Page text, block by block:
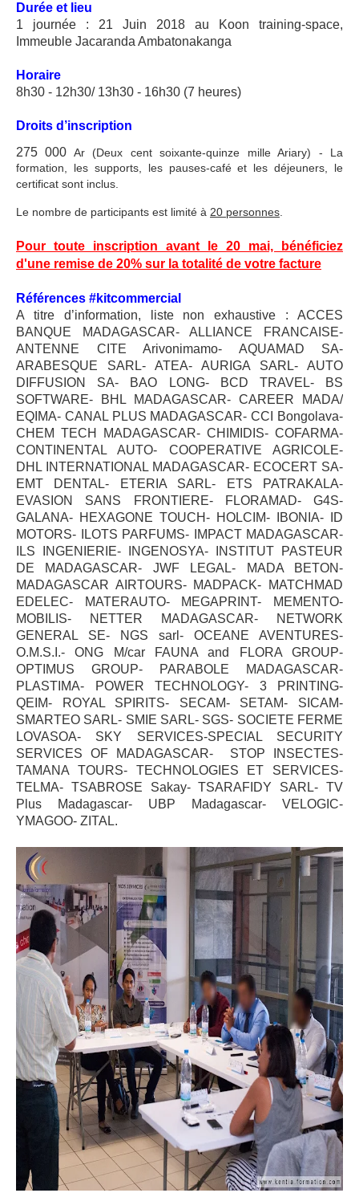
Durée et lieu
1 journée : 21 Juin 2018 au Koon training-space,
Immeuble Jacaranda Ambatonakanga
Horaire
8h30 - 12h30/ 13h30 - 16h30 (7 heures)
Droits d’inscription
275 000 Ar (Deux cent soixante-quinze mille Ariary) - La
formation, les supports, les pauses-café et les déjeuners, le
certificat sont inclus.
Le nombre de participants est limité à 20 personnes
Pour toute inscription avant le 20 mai, bénéficiez
d'une remise de 20% sur la totalité de votre facture
Références #kitcommercial
A titre d’information, liste non exhaustive : ACCES
BANQUE MADAGASCAR- ALLIANCE FRANCAISE-
ANTENNE CITE Arivonimamo- AQUAMAD SA-
ARABESQUE SARL- ATEA- AURIGA SARL- AUTO
DIFFUSION SA- BAO LONG- BCD TRAVEL- BS
SOFTWARE- BHL MADAGASCAR- CAREER MADA/
EQIMA- CANAL PLUS MADAGASCAR- CCI Bongolava-
CHEM TECH MADAGASCAR- CHIMIDIS- COFARMA-
CONTINENTAL AUTO- COOPERATIVE AGRICOLE-
DHL INTERNATIONAL MADAGASCAR- ECOCERT SA-
EMT DENTAL- ETERIA SARL- ETS PATRAKALA-
EVASION SANS FRONTIERE- FLORAMAD- G4S-
GALANA- HEXAGONE TOUCH- HOLCIM- IBONIA- ID
MOTORS- ILOTS PARFUMS- IMPACT MADAGASCAR-
ILS INGENIERIE- INGENOSYA- INSTITUT PASTEUR
DE MADAGASCAR- JWF LEGAL- MADA BETON-
MADAGASCAR AIRTOURS- MADPACK- MATCHMAD
EDELEC- MATERAUTO- MEGAPRINT- MEMENTO-
MOBILIS- NETTER MADAGASCAR- NETWORK
GENERAL SE- NGS sarl- OCEANE AVENTURES-
O.M.S.I.- ONG M/car FAUNA and FLORA GROUP-
OPTIMUS GROUP- PARABOLE MADAGASCAR-
PLASTIMA- POWER TECHNOLOGY- 3 PRINTING-
QEIM- ROYAL SPIRITS- SECAM- SETAM- SICAM-
SMARTEO SARL- SMIE SARL- SGS- SOCIETE FERME
LOVASOA- SKY SERVICES-SPECIAL SECURITY
SERVICES OF MADAGASCAR- STOP INSECTES-
TAMANA TOURS- TECHNOLOGIES ET SERVICES-
TELMA- TSABROSE Sakay- TSARAFIDY SARL- TV
Plus Madagascar- UBP Madagascar- VELOGIC-
YMAGOO- ZITAL.